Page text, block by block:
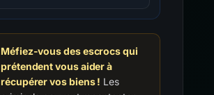
Méfiez-vous des escrocs qui
prétendent vous aider à
récupérer vos biens ! Les